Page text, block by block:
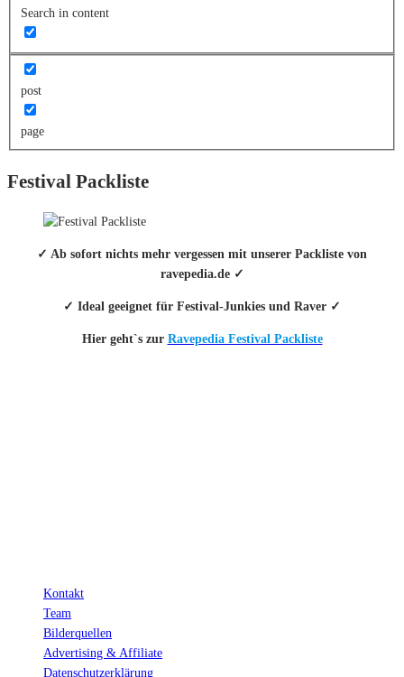
Search in content
post
page
Festival Packliste
✓ Ab sofort nichts mehr vergessen mit unserer Packliste von
ravepedia.de ✓
✓ Ideal geeignet für Festival-Junkies und Raver ✓
Hier geht`s zur Ravepedia Festival Packliste
Kontakt
Team
Bilderquellen
Advertising & Affiliate
Datenschutzerklärung